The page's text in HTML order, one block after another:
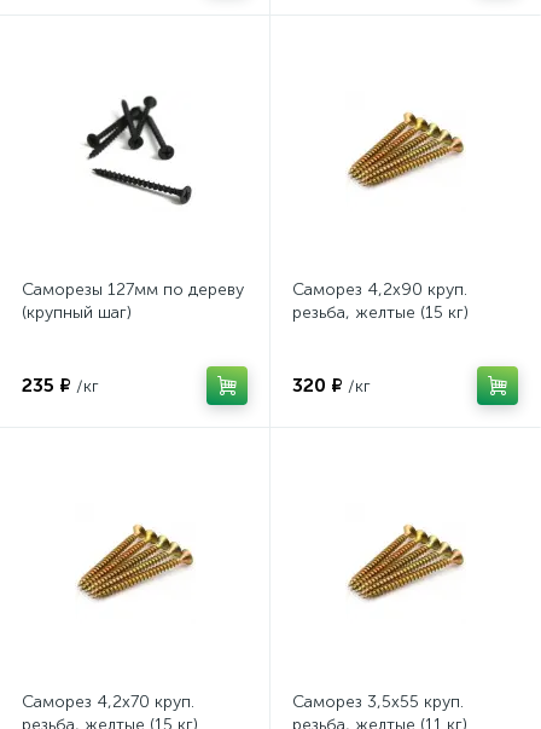
Саморезы 127мм по дереву
(крупный шаг)
235 ₽ /кг
Саморез 4,2х90 круп.
резьба, желтые (15 кг)
320 ₽ /кг
Саморез 4,2х70 круп.
резьба, желтые (15 кг)
Саморез 3,5х55 круп.
резьба, желтые (11 кг)